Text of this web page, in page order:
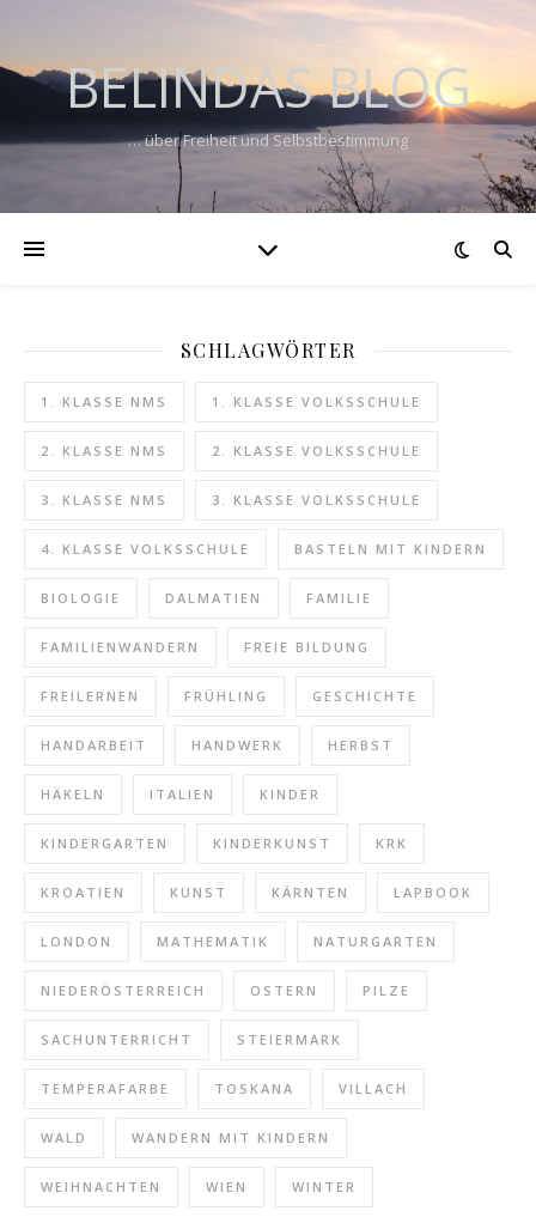
BELINDAS BLOG
… über Freiheit und Selbstbestimmung
SCHLAGWÖRTER
1. KLASSE NMS 1. KLASSE VOLKSSCHULE
2. KLASSE NMS 2. KLASSE VOLKSSCHULE
3. KLASSE NMS 3. KLASSE VOLKSSCHULE
4. KLASSE VOLKSSCHULE BASTELN MIT KINDERN
BIOLOGIE DALMATIEN FAMILIE
FAMILIENWANDERN FREIE BILDUNG
FREILERNEN FRÜHLING GESCHICHTE
HANDARBEIT HANDWERK HERBST
HÄKELN ITALIEN KINDER
KINDERGARTEN KINDERKUNST KRK
KROATIEN KUNST KÄRNTEN LAPBOOK
LONDON MATHEMATIK NATURGARTEN
NIEDERÖSTERREICH OSTERN PILZE
SACHUNTERRICHT STEIERMARK
TEMPERAFARBE TOSKANA VILLACH
WALD WANDERN MIT KINDERN
WEIHNACHTEN WIEN WINTER